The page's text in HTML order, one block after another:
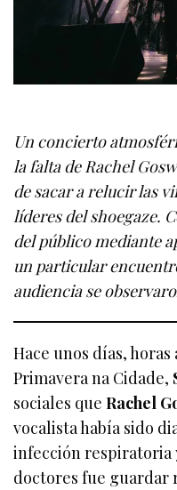
Un concierto
la falta de Rachel
de sacar a relucir las
líderes del shoegaze.
del público mediante
un particular
audiencia se
Hace unos días,
Primavera na Cidade,
sociales queRachel
vocalista había sido
infección respiratoria
doctores fue guardar